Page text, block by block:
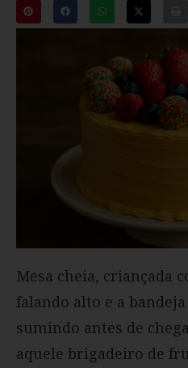
Mesa cheia, criançada
falando alto e a
sumindo antes de
aquele brigadeiro de